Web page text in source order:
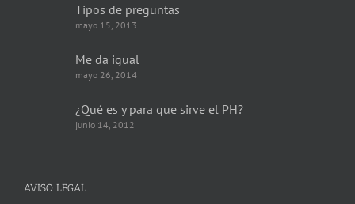
Tipos de preguntas
mayo 15, 2013
Me da igual
mayo 26, 2014
¿Qué es y para que sirve el PH?
junio 14, 2012
AVISO LEGAL